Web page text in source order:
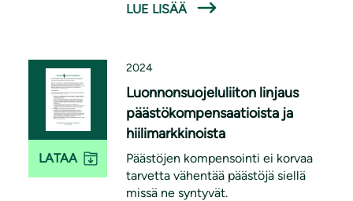
measures for ensuring a liveable
LUE LISÄÄ
LATAA
2024
Luonnonsuojeluliiton linjaus
päästökompensaatioista ja
hiilimarkkinoista
Päästöjen kompensointi ei korvaa
tarvetta vähentää päästöjä siellä
missä ne syntyvät.